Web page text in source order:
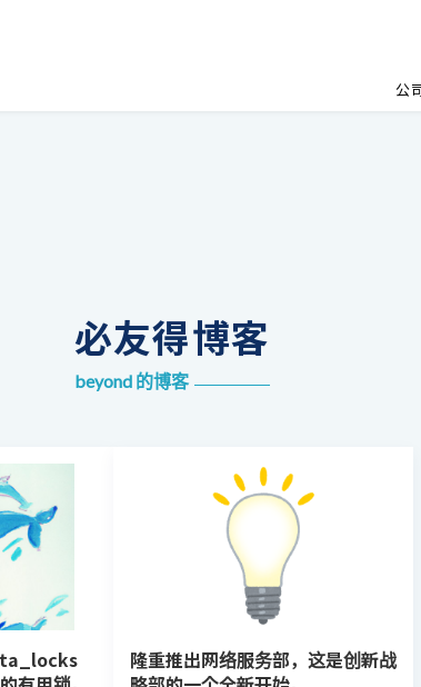
公
必友得博客
beyond 的博客
隆重推出网络服务部，这是创新战